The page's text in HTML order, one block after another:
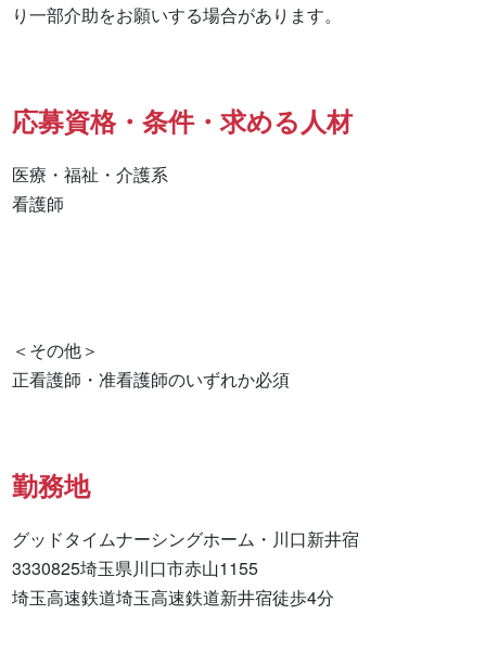
り一部介助をお願いする場合があります。
応募資格・条件・求める人材
医療・福祉・介護系
看護師
＜その他＞
正看護師・准看護師のいずれか必須
勤務地
グッドタイムナーシングホーム・川口新井宿
3330825埼玉県川口市赤山1155
埼玉高速鉄道埼玉高速鉄道新井宿徒歩4分